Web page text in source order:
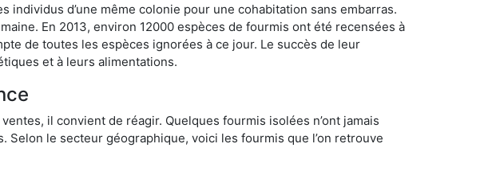
d’une même colonie pour une cohabitation sans embarras.
En 2013, environ 12000 espèces de fourmis ont été recensées à
de toutes les espèces ignorées à ce jour. Le succès de leur
et à leurs alimentations.
il convient de réagir. Quelques fourmis isolées n’ont jamais
Selon le secteur géographique, voici les fourmis que l’on retrouve